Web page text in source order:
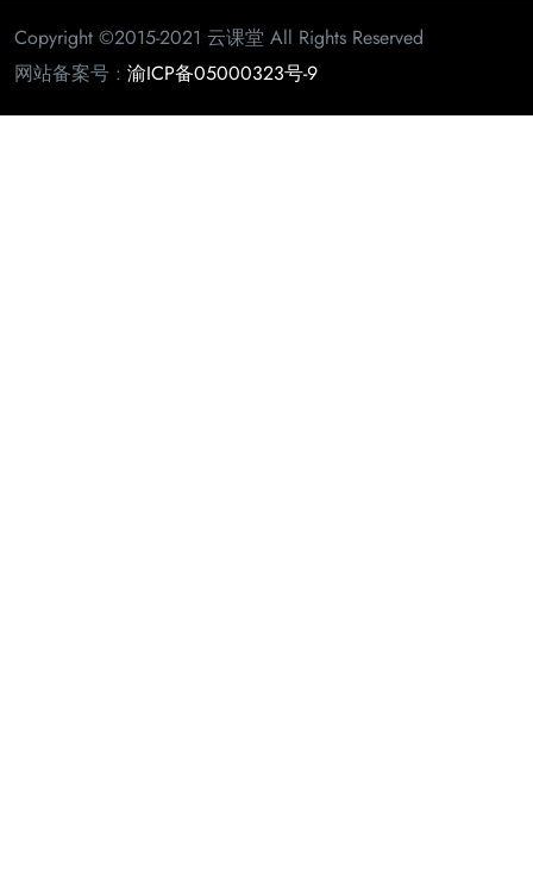
Copyright ©2015-2021 云课堂 All Rights Reserved
网站备案号 : 渝ICP备05000323号-9